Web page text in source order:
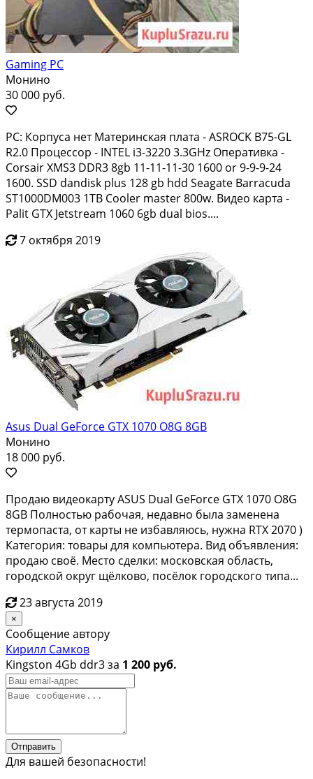
Gaming PC
Монино
30 000 руб.
PC: Корпуса нет Материнская плата - ASROCK B75-GL
R2.0 Процессор - INTEL i3-3220 3.3GHz Оперативка -
Corsair XMS3 DDR3 8gb 11-11-11-30 1600 or 9-9-9-24
1600. SSD dandisk plus 128 gb hdd Seagate Barracuda
ST1000DM003 1TB Cooler master 800w. Видео карта -
Palit GTX Jetstream 1060 6gb dual bios....
7 октября 2019
Asus Dual GeForce GTX 1070 O8G 8GB
Монино
18 000 руб.
Продаю видеокарту ASUS Dual GeForce GTX 1070 O8G
8GB Полностью рабочая, недавно была заменена
термопаста, от карты не избавляюсь, нужна RTX 2070 )
Категория: товары для компьютера. Вид объявления:
продаю своё. Место сделки: московская область,
городской округ щёлково, посёлок городского типа...
23 августа 2019
×
Сообщение автору
Кирилл Самков
Kingston 4Gb ddr3 за 1 200 руб.
Отправить
Для вашей безопасности!